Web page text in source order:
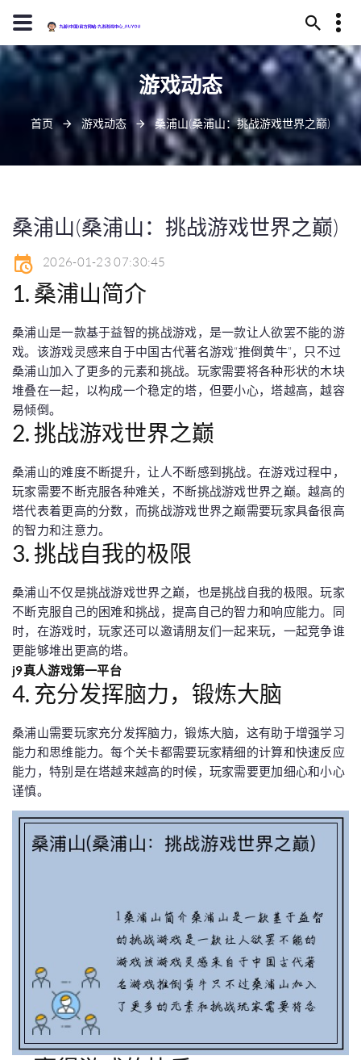
13594780322
武威市恢读庄219号
j9-zhenren@j909.vip
游戏动态
首页 游戏动态 桑浦山(桑浦山：挑战游戏世界之巅)
桑浦山(桑浦山：挑战游戏世界之巅)
2026-01-23 07:30:45
1. 桑浦山简介
桑浦山是一款基于益智的挑战游戏，是一款让人欲罢不能的游
戏。该游戏灵感来自于中国古代著名游戏“推倒黄牛”，只不过
桑浦山加入了更多的元素和挑战。玩家需要将各种形状的木块
堆叠在一起，以构成一个稳定的塔，但要小心，塔越高，越容
易倾倒。
2. 挑战游戏世界之巅
桑浦山的难度不断提升，让人不断感到挑战。在游戏过程中，
玩家需要不断克服各种难关，不断挑战游戏世界之巅。越高的
塔代表着更高的分数，而挑战游戏世界之巅需要玩家具备很高
的智力和注意力。
3. 挑战自我的极限
桑浦山不仅是挑战游戏世界之巅，也是挑战自我的极限。玩家
不断克服自己的困难和挑战，提高自己的智力和响应能力。同
时，在游戏时，玩家还可以邀请朋友们一起来玩，一起竞争谁
更能够堆出更高的塔。
j9真人游戏第一平台
4. 充分发挥脑力，锻炼大脑
桑浦山需要玩家充分发挥脑力，锻炼大脑，这有助于增强学习
能力和思维能力。每个关卡都需要玩家精细的计算和快速反应
能力，特别是在塔越来越高的时候，玩家需要更加细心和小心
谨慎。